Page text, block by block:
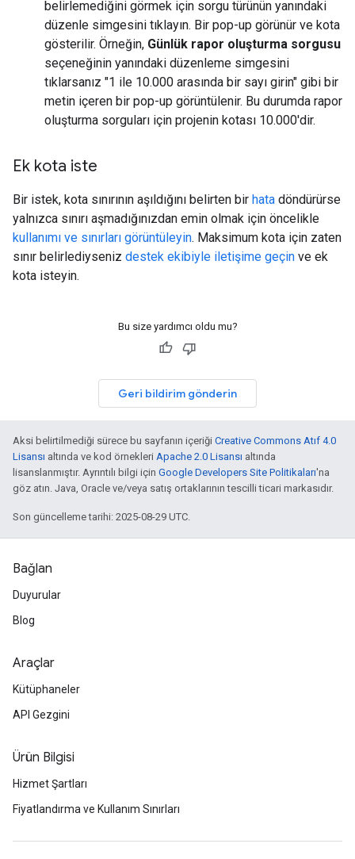
belirlemediğini görmek için sorgu türünün yanındaki
düzenle simgesini tıklayın. Bir pop-up görünür ve kota
gösterilir. Örneğin, Günlük rapor oluşturma sorgusu
seçeneğinin yanındaki düzenleme simgesini
tıklarsanız "1 ile 10.000 arasında bir sayı girin" gibi bir
metin içeren bir pop-up görüntülenir. Bu durumda rapor
oluşturma sorguları için projenin kotası 10.000'dir.
Ek kota iste
Bir istek, kota sınırının aşıldığını belirten bir hata döndürürse
yalnızca sınırı aşmadığınızdan emin olmak için öncelikle
kullanımı ve sınırları görüntüleyin. Maksimum kota için zaten
sınır belirlediyseniz destek ekibiyle iletişime geçin ve ek
kota isteyin.
Bu size yardımcı oldu mu?
Geri bildirim gönderin
Aksi belirtilmediği sürece bu sayfanın içeriği Creative Commons Atıf 4.0
Lisansı altında ve kod örnekleri Apache 2.0 Lisansı altında
lisanslanmıştır. Ayrıntılı bilgi için Google Developers Site Politikaları'na
göz atın. Java, Oracle ve/veya satış ortaklarının tescilli ticari markasıdır.
Son güncelleme tarihi: 2025-08-29 UTC.
Bağlan
Duyurular
Blog
Araçlar
Kütüphaneler
API Gezgini
Ürün Bilgisi
Hizmet Şartları
Fiyatlandırma ve Kullanım Sınırları